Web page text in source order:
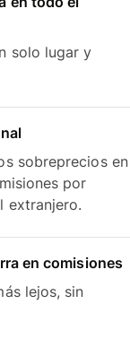
solo lugar y
sobreprecios en
por
extranjero.
en comisiones
lejos, sin